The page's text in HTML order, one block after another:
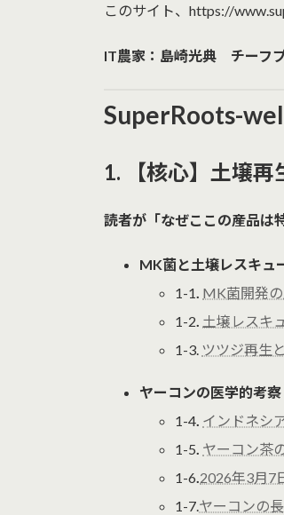
このサイト、https://
IT農家：島崎光典 チーフ
SuperRoots-
1. 【核心】土壌
読者が「なぜここの産品は
MK菌と土壌レスキュ
1-1 MK菌開発の
1-2 土壌レスキ
1-3. ツツジ再生
ヤーコンの医学的考察
1-4 インドネシ
1-5 ヤーコン茶
1-6 2026年3月7
1-7. ヤーコンの